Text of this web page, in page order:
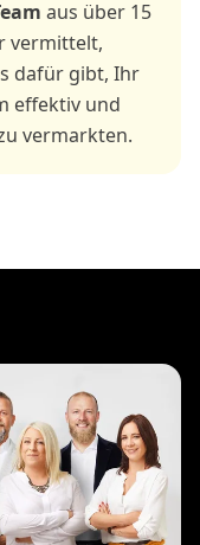
aus über 15
vermittelt,
dafür gibt, Ihr
effektiv und
vermarkten.